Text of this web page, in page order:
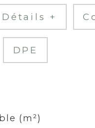
Détails +
DPE
(m²)